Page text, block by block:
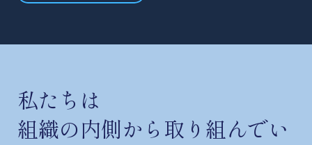
私たちは
組織の内側から取り組んでい